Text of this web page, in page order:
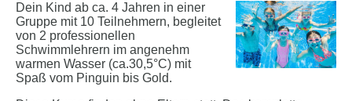
Dein Kind ab ca. 4 Jahren in einer
Gruppe mit 10 Teilnehmern, begleitet
von 2 professionellen
Schwimmlehrern im angenehm
warmen Wasser (ca.30,5°C) mit
Spaß vom Pinguin bis Gold.